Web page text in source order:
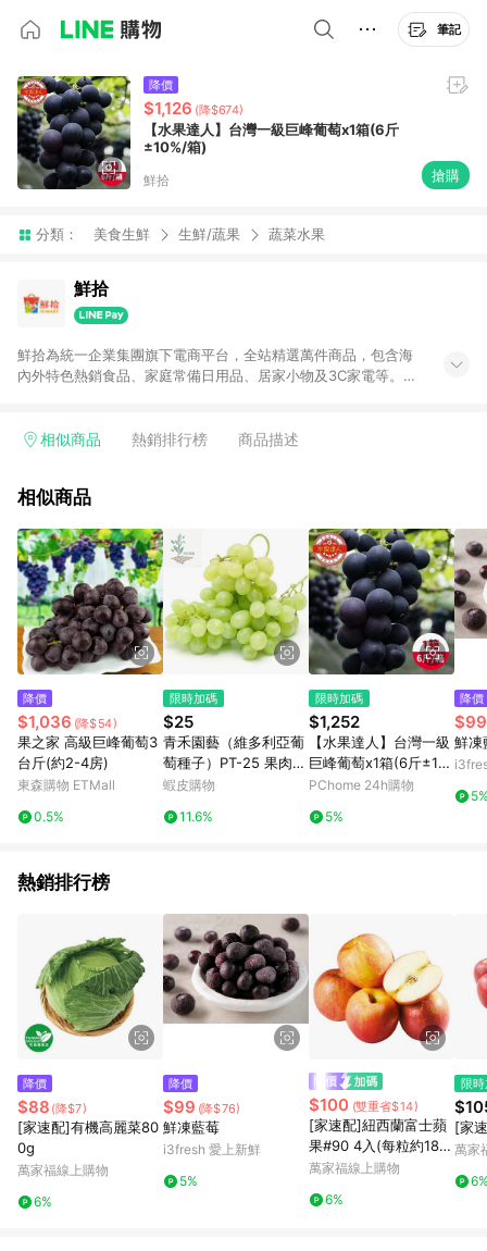
筆記
降價
$1,126 (降$674)
【水果達人】台灣一級巨峰葡萄x1箱(6斤
±10%/箱)
鮮拾 搶購
分類： 美食生鮮 生鮮/蔬果 蔬菜水果
鮮拾
鮮拾為統一企業集團旗下電商平台，全站精選萬件商品，包含海
內外特色熱銷食品、家庭常備日用品、居家小物及3C家電等。全
有好康。LINE好友招募中搜尋@10mart。 ＊特定 iPhone17 將不
相似商品 熱銷排行榜 商品描述
相似商品
降價
$1,036 (降$54)
果之家 高級巨峰葡萄3
台斤(約2-4房)
東森購物 ETMall
0.5%
限時加碼
$25
青禾園藝（維多利亞葡
萄種子）PT-25 果肉硬
而脆~味甘甜爽~羅馬
植庭院水果種子#Grap
蝦皮購物
11.6%
限時加碼
$1,252
【水果達人】台灣一級
巨峰葡萄x1箱(6斤±1
0%/箱)
PChome 24h購物
5%
降價
$99
鮮凍
熱銷排行榜
降價
$88 (降$7)
[家速配]有機高麗菜80
0g
萬家福線上購物
6%
降價
$99 (降$76)
鮮凍藍莓
i3fresh 愛上新鮮
5%
$100 (雙重省$14)
[家速配]紐西蘭富士蘋
果#90 4入(每粒約180-
200克)
萬家福線上購物
6%
限
[家
萬家